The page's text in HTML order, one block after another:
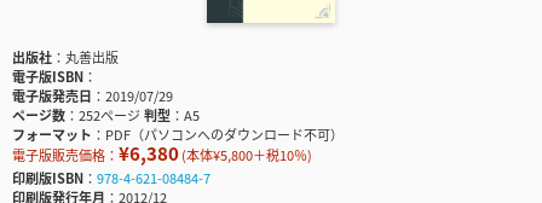
出版社
丸善出版
電子版ISBN
電子版発売日
2019/07/29
ページ数
252ページ判型
A5
フォーマット
PDF（パソコンへのダウンロード不可）
電子版販売価格： ¥6,380(本体¥5,800＋税10％)
印刷版ISBN
978-4-621-08484-7
印刷版発行年月
2012/12